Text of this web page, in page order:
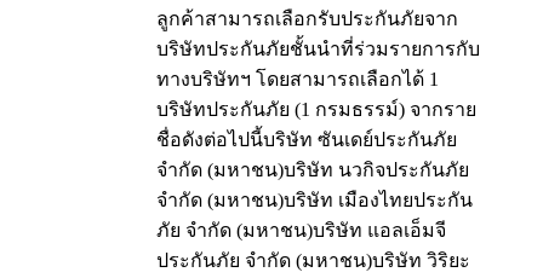
ลูกค้าสามารถเลือกรับประกันภัยจาก
บริษัทประกันภัยชั้นนำที่ร่วมรายการกับ
ทางบริษัทฯ โดยสามารถเลือกได้ 1
บริษัทประกันภัย (1 กรมธรรม์) จากราย
ชื่อดังต่อไปนี้บริษัท ซันเดย์ประกันภัย
จำกัด (มหาชน)บริษัท นวกิจประกันภัย
จำกัด (มหาชน)บริษัท เมืองไทยประกัน
ภัย จำกัด (มหาชน)บริษัท แอลเอ็มจี
ประกันภัย จำกัด (มหาชน)บริษัท วิริยะ